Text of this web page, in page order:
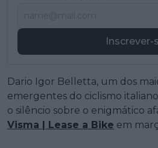
Inscrever-
Dario Igor Belletta, um dos
emergentes do ciclismo
o silêncio sobre o enigmático
Visma | Lease a Bike em